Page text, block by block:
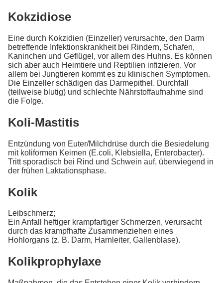
Kokzidiose
Eine durch Kokzidien (Einzeller) verursachte, den Darm
betreffende Infektionskrankheit bei Rindern, Schafen,
Kaninchen und Geflügel, vor allem des Huhns. Es können
sich aber auch Heimtiere und Reptilien infizieren. Vor
allem bei Jungtieren kommt es zu klinischen Symptomen.
Die Einzeller schädigen das Darmepithel. Durchfall
(teilweise blutig) und schlechte Nährstoffaufnahme sind
die Folge.
Koli-Mastitis
Entzündung von Euter/Milchdrüse durch die Besiedelung
mit koliformen Keimen (E.coli, Klebsiella, Enterobacter).
Tritt sporadisch bei Rind und Schwein auf, überwiegend in
der frühen Laktationsphase.
Kolik
Leibschmerz;
Ein Anfall heftiger krampfartiger Schmerzen, verursacht
durch das krampfhafte Zusammenziehen eines
Hohlorgans (z. B. Darm, Harnleiter, Gallenblase).
Kolikprophylaxe